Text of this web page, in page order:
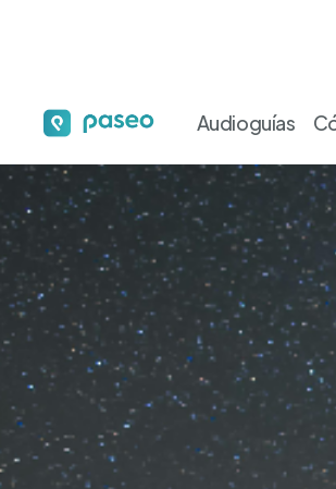
Audioguías